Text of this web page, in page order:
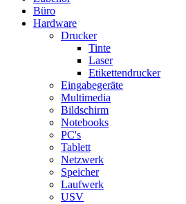
Büro
Hardware
Drucker
Tinte
Laser
Etikettendrucker
Eingabegeräte
Multimedia
Bildschirm
Notebooks
PC's
Tablett
Netzwerk
Speicher
Laufwerk
USV